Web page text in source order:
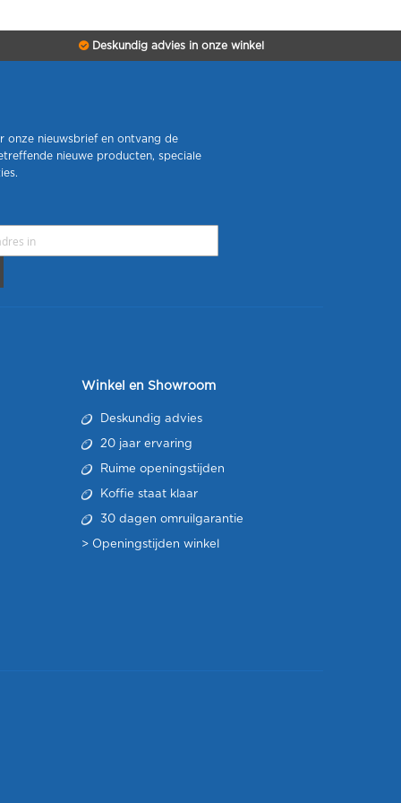
Deskundig advies in onze winkel
onze nieuwsbrief en ontvang de
nieuwe producten, speciale
Winkel en Showroom
Deskundig advies
20 jaar ervaring
Ruime openingstijden
Koffie staat klaar
30 dagen omruilgarantie
> Openingstijden winkel